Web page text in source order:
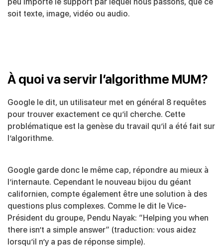
peu importe le support par lequel nous passons, que ce
soit texte, image, vidéo ou audio.
À quoi va servir l’algorithme MUM?
Google le dit, un utilisateur met en général 8 requêtes
pour trouver exactement ce qu’il cherche. Cette
problématique est la genèse du travail qu’il a été fait sur
l’algorithme.
Google garde donc le même cap, répondre au mieux à
l’internaute. Cependant le nouveau bijou du géant
californien, compte également être une solution à des
questions plus complexes. Comme le dit le Vice-
Président du groupe, Pendu Nayak: “Helping you when
there isn’t a simple answer” (traduction: vous aidez
lorsqu’il n’y a pas de réponse simple).